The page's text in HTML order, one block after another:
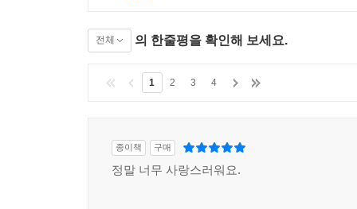
전체 의 한줄평을 확인해 보세요.
1 2 3 4
종이책 구매
정말 너무 사랑스러워요.